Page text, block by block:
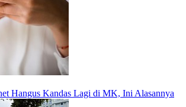
Hangus Kandas Lagi di MK, Ini Alasannya